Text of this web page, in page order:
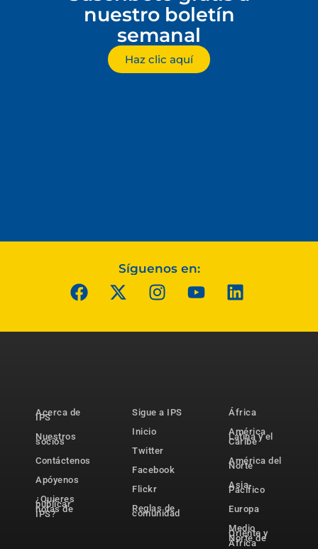
nuestro boletín
semanal
Haz clic aquí
Síguenos en:
Acerca de
IPS
Nuestros
socios
Contáctenos
Apóyenos
¿Quieres
publicar
notas de
IPS?
Sigue a IPS
Inicio
Twitter
Facebook
Flickr
Reglas de
comunidad
África
América
Latina y el
Caribe
América del
Norte
Asia-
Pacífico
Europa
Medio
Oriente y
Norte de
África